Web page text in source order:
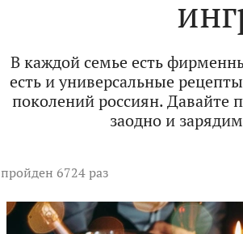
В каждой семье есть
есть и универсальные
поколений россиян. Давайте
заодно и
пройден 6724 раз